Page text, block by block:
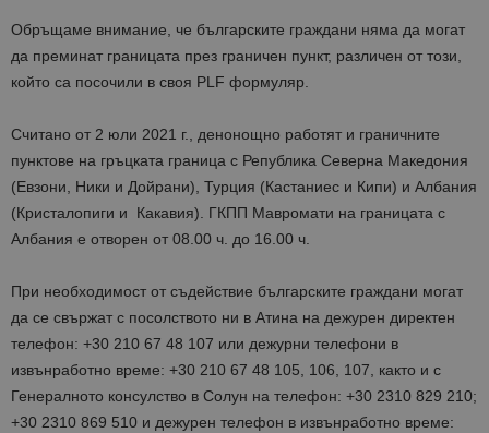
Обръщаме внимание, че българските граждани няма да могат
да преминат границата през граничен пункт, различен от този,
който са посочили в своя PLF формуляр.
Считано от 2 юли 2021 г., денонощно работят и граничните
пунктове на гръцката граница с Република Северна Македония
(Евзони, Ники и Дойрани), Турция (Кастаниес и Кипи) и Албания
(Кристалопиги и Какавия). ГКПП Мавромати на границата с
Албания е отворен от 08.00 ч. до 16.00 ч.
При необходимост от съдействие българските граждани могат
да се свържат с посолството ни в Атина на дежурен директен
телефон: +30 210 67 48 107 или дежурни телефони в
извънработно време: +30 210 67 48 105, 106, 107, както и с
Генералното консулство в Солун на телефон: +30 2310 829 210;
+30 2310 869 510 и дежурен телефон в извънработно време: